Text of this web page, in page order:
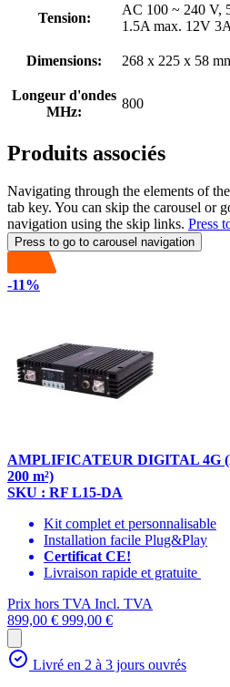
Tension:
AC 100 ~ 240 V,
1.5A max. 12V 3A
Dimensions: 268 x 225 x 58
Longeur d'ondes
MHz:
800
Produits associés
Navigating through the elements of
tab key. You can skip the carousel or
navigation using the skip links. Press
Press to go to carousel navigation
-11%
AMPLIFICATEUR DIGITAL 4G
200 m²)
SKU : RF L15-DA
Kit complet et personnalisable
Installation facile Plug&Play
Certificat CE!
Livraison rapide et gratuite
Prix hors TVAIncl. TVA
899,00 € 999,00 €
Livré en 2 à 3 jours ouvrés